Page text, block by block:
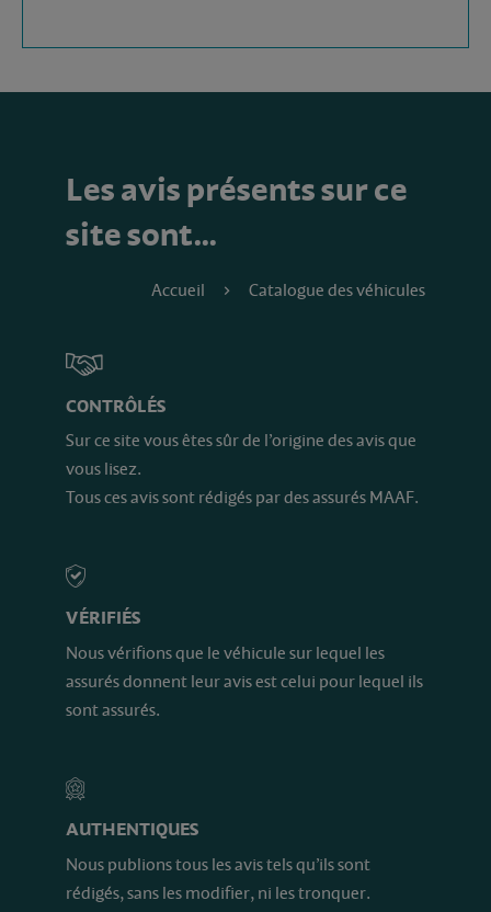
Les avis présents sur ce
site sont…
Accueil Catalogue des véhicules
CONTRÔLÉS
Sur ce site vous êtes sûr de l’origine des avis que
vous lisez.
Tous ces avis sont rédigés par des assurés MAAF.
VÉRIFIÉS
Nous vérifions que le véhicule sur lequel les
assurés donnent leur avis est celui pour lequel ils
sont assurés.
AUTHENTIQUES
Nous publions tous les avis tels qu’ils sont
rédigés, sans les modifier, ni les tronquer.